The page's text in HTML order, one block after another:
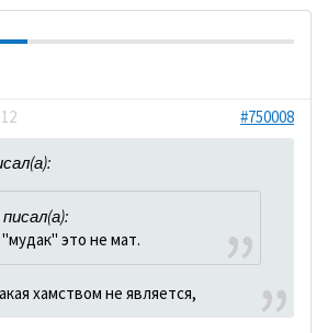
#750008
это не мат.
хамством не является,